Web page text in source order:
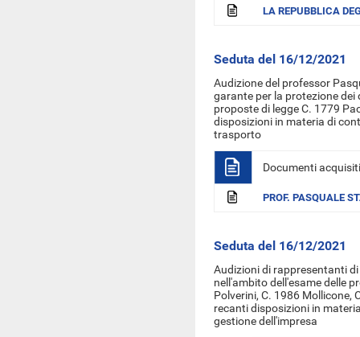
LA REPUBBLICA
Seduta del 16/12/2021
Audizione del professor
garante per la protezione dei
proposte di legge C. 1779
disposizioni in materia di
trasporto
Documenti acquisiti
PROF. PASQUALE
Seduta del 16/12/2021
Audizioni di rappresentanti
nell'ambito dell'esame delle
Polverini, C. 1986 Mollicone,
recanti disposizioni in
gestione dell'impresa